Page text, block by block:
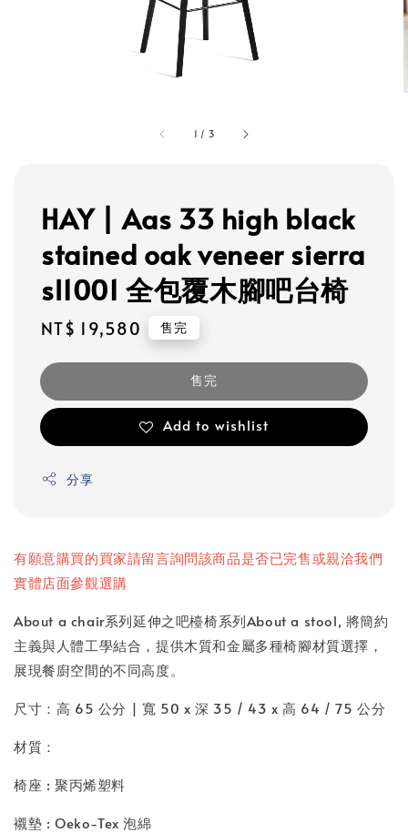
1 / 3
HAY | Aas 33 high black
stained oak veneer sierra
sl1001 全包覆木腳吧台椅
Regular
NT$ 19,580 售完
售完
Add to wishlist
分享
有願意購買的買家請留言詢問該商品是否已完售或親洽我們
實體店面參觀選購
About a chair系列延伸之吧檯椅系列About a stool, 將簡約
主義與人體工學結合，提供木質和金屬多種椅腳材質選擇，
展現餐廚空間的不同高度。
尺寸： 高 65 公分 | 寬 50 x 深 35 / 43 x 高 64 / 75 公分
材質：
椅座 : 聚丙烯塑料
襯墊 : Oeko-Tex 泡綿